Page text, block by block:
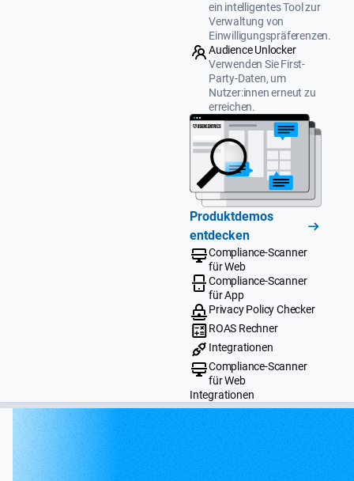
ein intelligentes Tool zur
Verwaltung von
Einwilligungspräferenzen.
Audience Unlocker
Verwenden Sie First-
Party-Daten, um
Nutzer:innen erneut zu
erreichen.
Produktdemos
entdecken
Compliance-Scanner
für Web
Compliance-Scanner
für App
Privacy Policy Checker
ROAS Rechner
Integrationen
Compliance-Scanner
für Web
Integrationen